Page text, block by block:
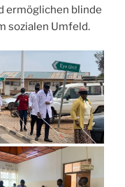
ermöglichen blinde
sozialen Umfeld.